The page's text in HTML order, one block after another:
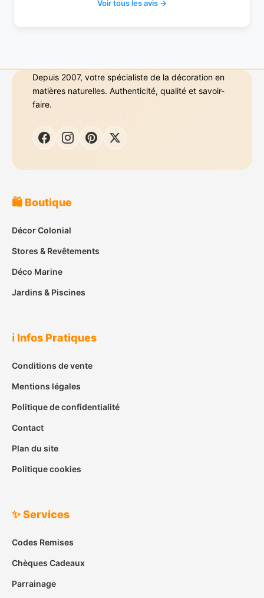
Voir tous les avis →
Depuis 2007, votre spécialiste de la décoration en
matières naturelles. Authenticité, qualité et savoir-
faire.
🛍️ Boutique
Décor Colonial
Stores & Revêtements
Déco Marine
Jardins & Piscines
ℹ️ Infos Pratiques
Conditions de vente
Mentions légales
Politique de confidentialité
Contact
Plan du site
Politique cookies
✨ Services
Codes Remises
Chèques Cadeaux
Parrainage